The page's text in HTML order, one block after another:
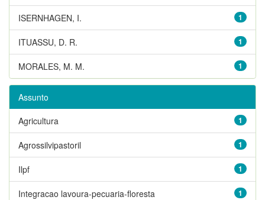
1
ISERNHAGEN, I.
1
ITUASSU, D. R.
1
MORALES, M. M.
Assunto
1
Agricultura
1
Agrossilvipastoril
1
Ilpf
1
Integracao lavoura-pecuaria-floresta